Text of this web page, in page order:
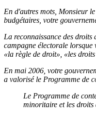
En d'autres mots, Monsieur
budgétaires, votre
La reconnaissance des
campagne électorale
«la règle de droit», «les
En mai 2006, votre
a valorisé le Programme de
Le Programme de
minoritaire et les droits